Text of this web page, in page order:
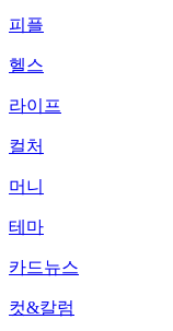
피플
헬스
라이프
컬처
머니
테마
카드뉴스
컷&칼럼